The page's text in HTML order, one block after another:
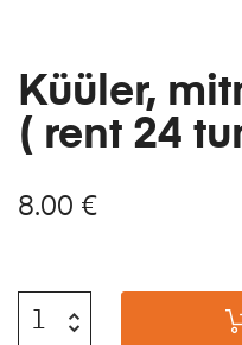
Küüler,
( rent 24
8.00 €